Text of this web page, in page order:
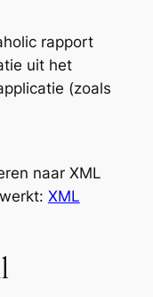
rapport
uit het
(zoals
naar XML
XML